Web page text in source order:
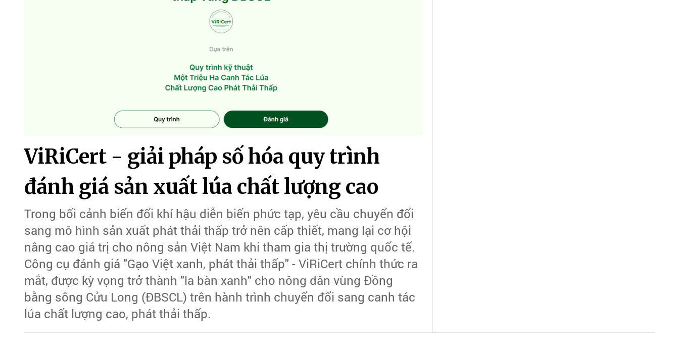
ViRiCert - giải pháp số hóa quy trình
đánh giá sản xuất lúa chất lượng cao
Trong bối cảnh biến đổi khí hậu diễn biến phức tạp, yêu cầu chuyển đổi
sang mô hình sản xuất phát thải thấp trở nên cấp thiết, mang lại cơ hội
nâng cao giá trị cho nông sản Việt Nam khi tham gia thị trường quốc tế.
Công cụ đánh giá "Gạo Việt xanh, phát thải thấp" - ViRiCert chính thức ra
mắt, được kỳ vọng trở thành "la bàn xanh" cho nông dân vùng Đồng
bằng sông Cửu Long (ĐBSCL) trên hành trình chuyển đổi sang canh tác
lúa chất lượng cao, phát thải thấp.